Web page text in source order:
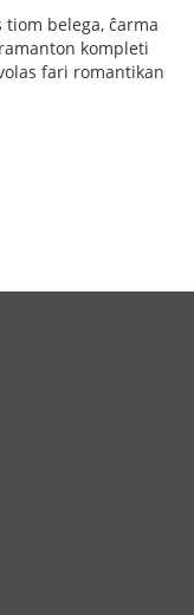
tiom belega, ĉarma
kompleti
fari romantikan